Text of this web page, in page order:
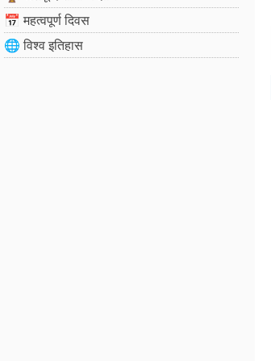
📅 महत्वपूर्ण दिवस
🌐 विश्व इतिहास